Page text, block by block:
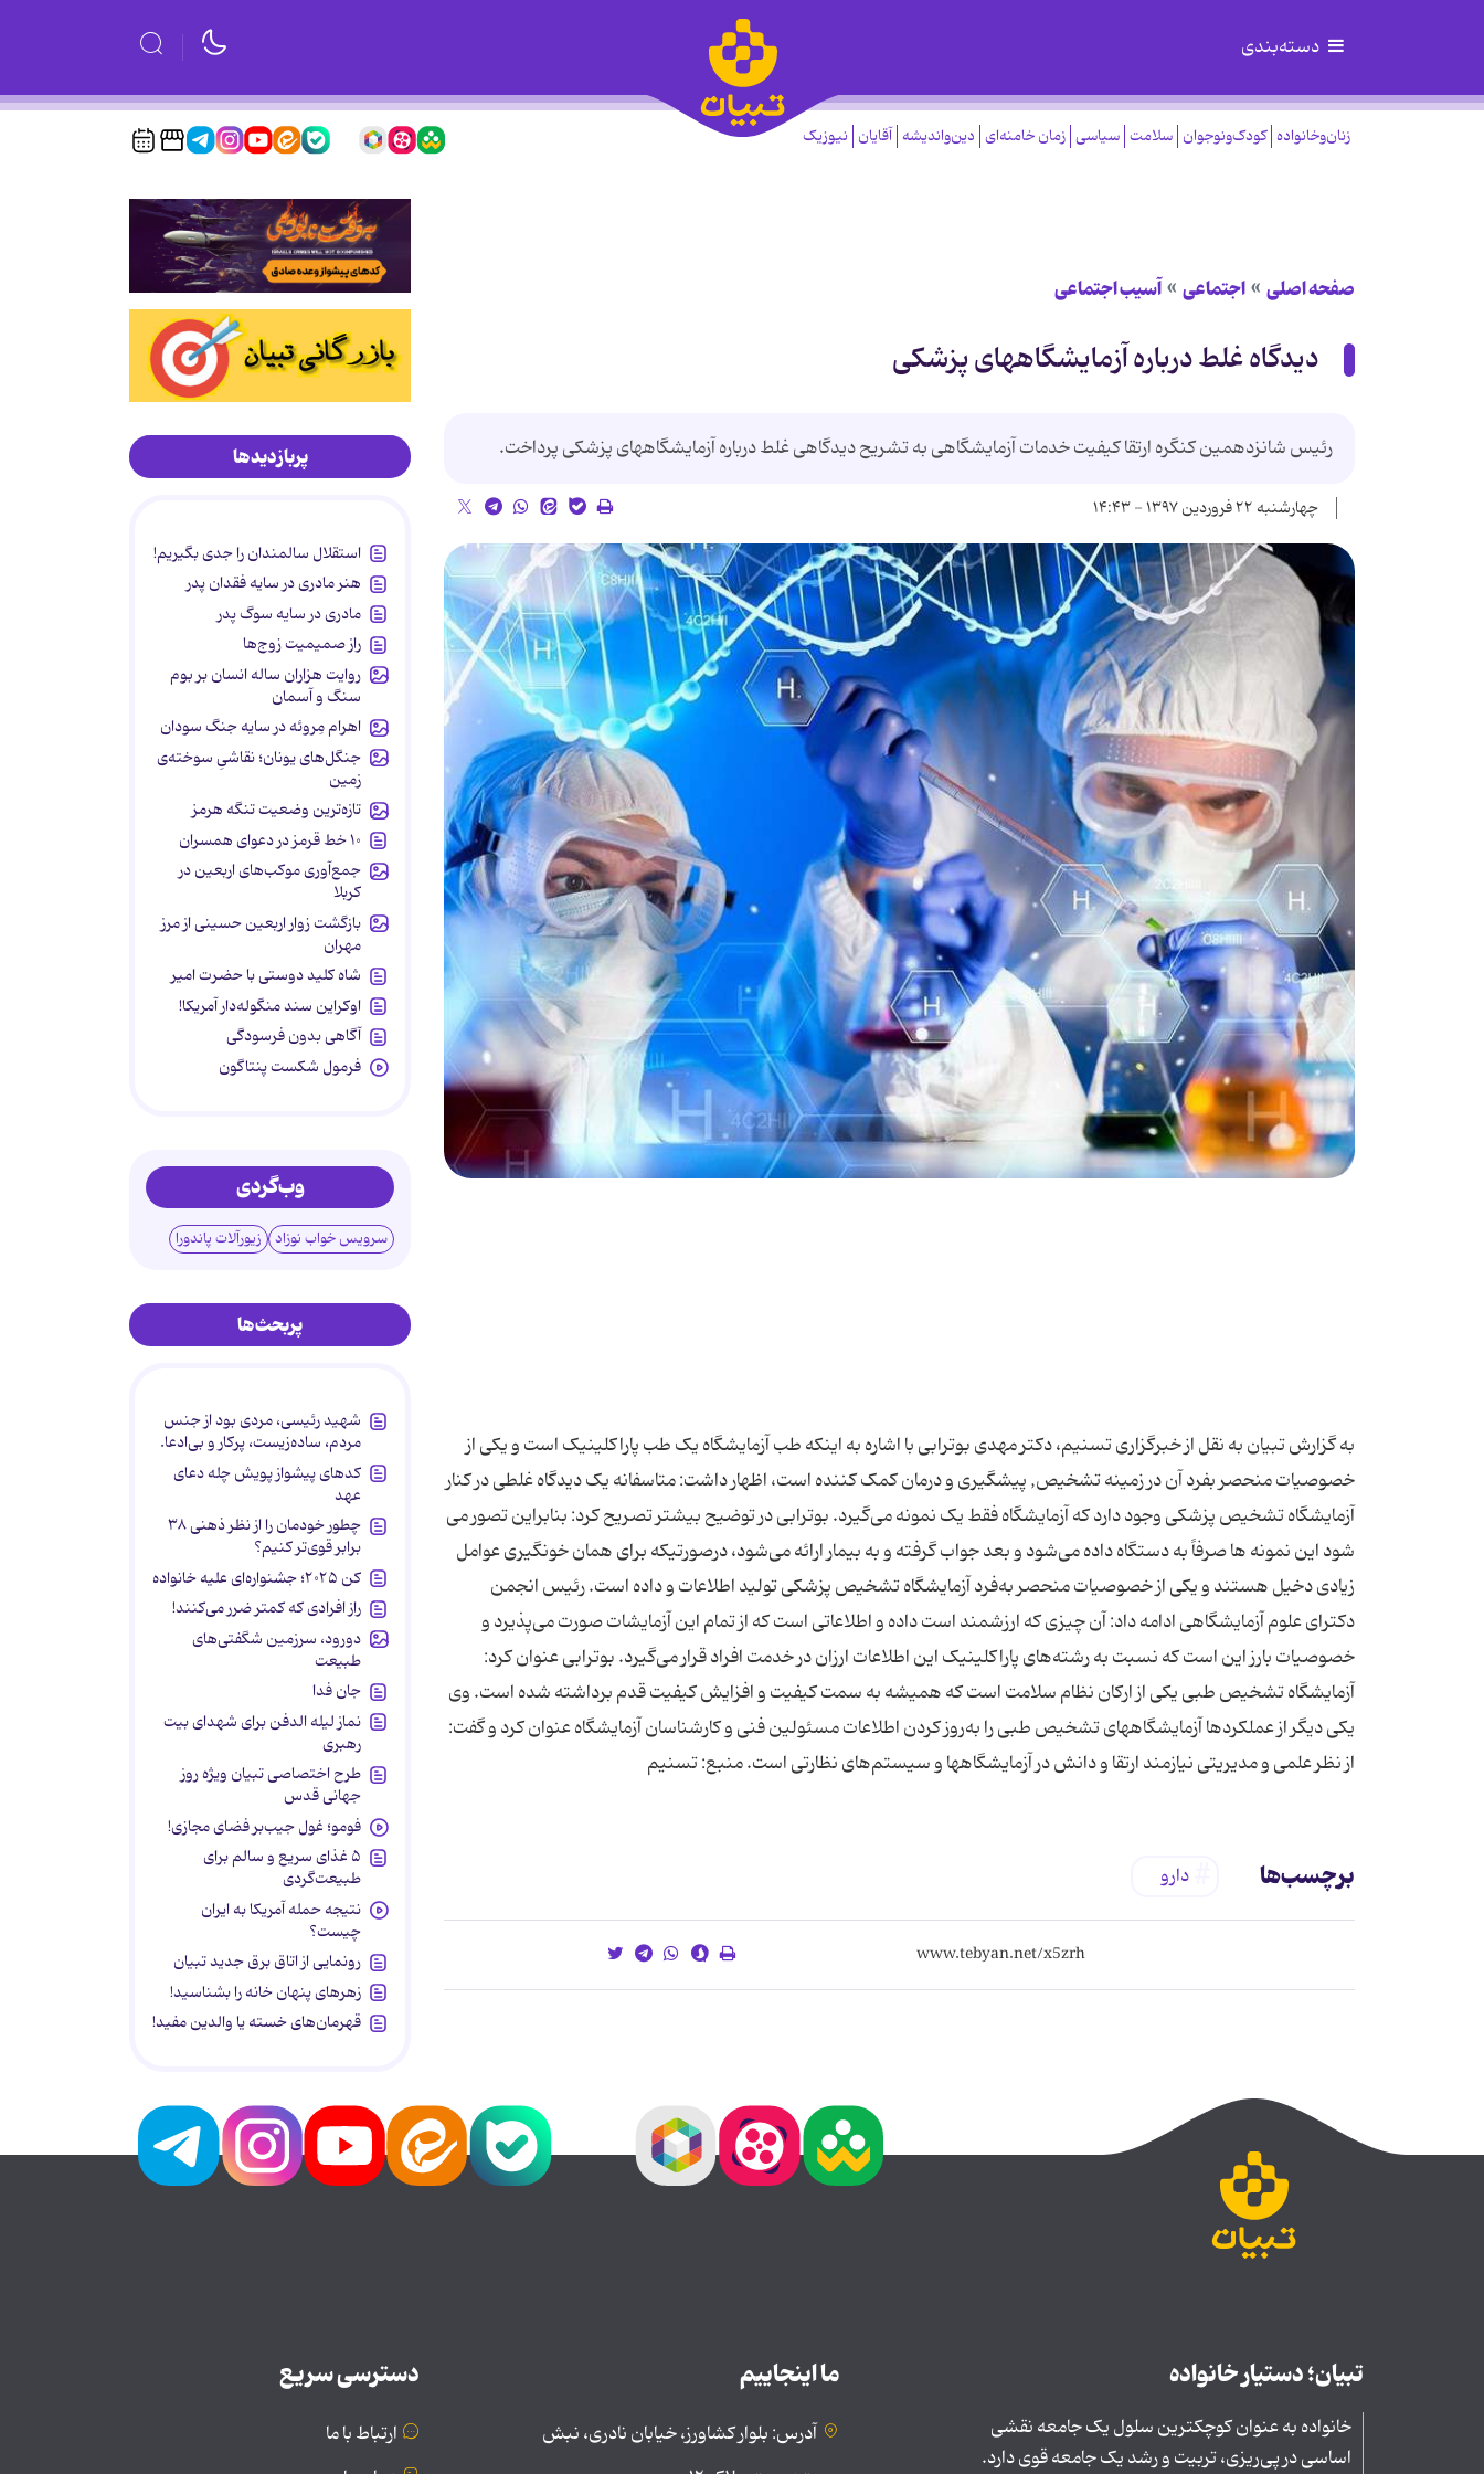
دسته‌بندی
زنان‌وخانواده کودک‌ونوجوان سلامت سیاسی زمان خامنه‌ای دین‌واندیشه آقایان نیوزیک
صفحه اصلی اجتماعی آسیب اجتماعی
دیدگاه غلط درباره آزمایشگاههای پزشکی
رئیس شانزدهمین کنگره ارتقا کیفیت خدمات آزمایشگاهی به تشریح دیدگاهی غلط درباره آزمایشگاههای پزشکی پرداخت.
چهارشنبه ۲۲ فروردین ۱۳۹۷ - ۱۴:۴۳
به گزارش تبیان به نقل از خبرگزاری تسنیم، دکتر مهدی بوترابی با اشاره به اینکه طب آزمایشگاه یک طب پاراکلینیک است و یکی از
خصوصیات منحصر بفرد آن در زمینه تشخیص, پیشگیری و درمان کمک کننده است، اظهار داشت: متاسفانه یک دیدگاه غلطی در کنار
آزمایشگاه تشخیص پزشکی وجود دارد که آزمایشگاه فقط یک نمونه می‌گیرد. بوترابی در توضیح بیشتر تصریح کرد: بنابراین تصور می
شود این نمونه ها صرفاً به دستگاه داده می‌شود و بعد جواب گرفته و به بیمار ارائه می‌شود، درصورتیکه برای همان خونگیری عوامل
زیادی دخیل هستند و یکی از خصوصیات منحصر به‌فرد آزمایشگاه تشخیص پزشکی تولید اطلاعات و داده است. رئیس انجمن
دکترای علوم آزمایشگاهی ادامه داد: آن چیزی که ارزشمند است داده و اطلاعاتی است که از تمام این آزمایشات صورت می‌پذیرد و
خصوصیات بارز این است که نسبت به رشته‌های پاراکلینیک این اطلاعات ارزان در خدمت افراد قرار می‌گیرد. بوترابی عنوان کرد:
آزمایشگاه تشخیص طبی یکی از ارکان نظام سلامت است که همیشه به سمت کیفیت و افزایش کیفیت قدم برداشته شده است. وی
یکی دیگر از عملکردها آزمایشگاههای تشخیص طبی را به‌روز کردن اطلاعات مسئولین فنی و کارشناسان آزمایشگاه عنوان کرد و گفت:
از نظر علمی و مدیریتی نیازمند ارتقا و دانش در آزمایشگاهها و سیستم‌های نظارتی است. منبع: تسنیم
برچسب‌ها دارو
پربازدیدها
استقلال سالمندان را جدی بگیریم!
هنر مادری در سایه‌ فقدان پدر
مادری در سایه سوگ پدر
راز صمیمیت زوج‌ها
روایت هزاران ساله انسان بر بوم
سنگ و آسمان
اهرام مِروئه در سایه جنگ سودان
جنگل‌های یونان؛ نقاشیِ سوخته‌ی
زمین
تازه‌ترین وضعیت تنگه هرمز
۱۰ خط قرمز در دعوای همسران
جمع‌آوری موکب‌های اربعین در
کربلا
بازگشت زوار اربعین حسینی از مرز
مهران
شاه کلید دوستی با حضرت امیر
اوکراین سند منگوله‌دار آمریکا!
آگاهی بدون فرسودگی
فرمول شکست پنتاگون
وب‌گردی
سرویس خواب نوزاد زیورآلات پاندورا
پربحث‌ها
شهید رئیسی، مردی بود از جنس
مردم، ساده‌زیست، پرکار و بی‌ادعا.
کدهای پیشواز پویش چله دعای
عهد
چطور خودمان را از نظر ذهنی ۳۸
برابر قوی‌تر کنیم؟
کن ۲۰۲۵؛ جشنواره‌ای علیه خانواده
راز افرادی که کمتر ضرر می‌کنند!
دورود، سرزمین شگفتی‌های
طبیعت
جان فدا
نماز لیله الدفن برای شهدای بیت
رهبری
طرح اختصاصی تبیان ویژه روز
جهانی قدس
فومو؛ غول جیب‌بر فضای مجازی!
۵ غذای سریع و سالم برای
طبیعت‌گردی
نتیجه حمله آمریکا به ایران
چیست؟
رونمایی از اتاق برق جدید تبیان
زهرهای پنهان خانه را بشناسید!
قهرمان‌های خسته یا والدین مفید!
تبیان؛ دستیار خانواده
خانواده به عنوان کوچکترین سلول یک جامعه نقشی
اساسی در پی‌ریزی، تربیت و رشد یک جامعه قوی دارد.
ما اینجاییم
آدرس: بلوار کشاورز، خیابان نادری، نبش
دسترسی سریع
ارتباط با ما